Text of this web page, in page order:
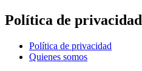
Política de privacidad
Política de privacidad
Quienes somos